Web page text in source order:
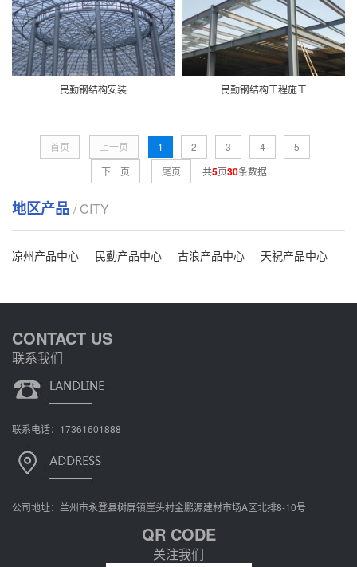
民勤钢结构安装 民勤钢结构工程施工
首页 上一页 1 2 3 4
5
下一页
尾页 共5页30条数据
地区产品 / CITY
凉州产品中心 民勤产品中心 古浪产品中心 天祝产品中心
CONTACT US
联系我们
联系电话：17361601888
公司地址：兰州市永登县树屏镇崖头村金鹏源建材市场A区北排8-10号
QR CODE
关注我们